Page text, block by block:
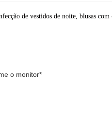
de vestidos de noite, blusas
o monitor*